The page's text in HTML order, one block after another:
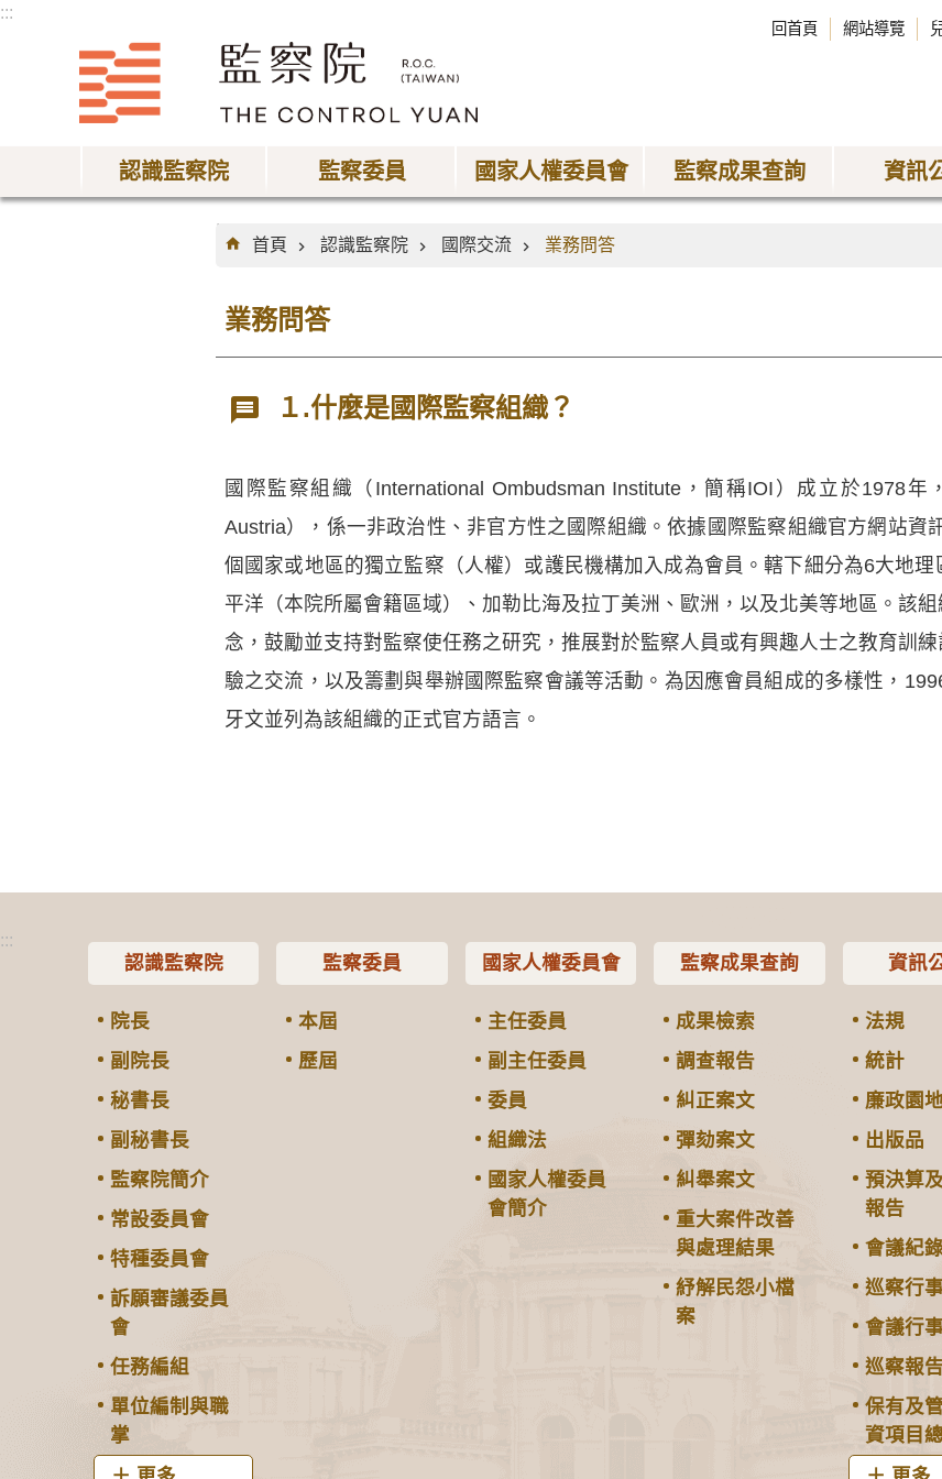
:::
回首頁 網站導覽
認識監察院 監察委員 國家人權委員會 監察成果查詢 資訊
:::
首頁
認識監察院 國際交流 業務問答
業務問答
１.什麼是國際監察組織？
國際監察組織（International Ombudsman Institute，簡稱IOI）成立於1978
Austria），係一非政治性、非官方性之國際組織。依據國際監察組織官方網站資
個國家或地區的獨立監察（人權）或護民機構加入成為會員。轄下細分為6大地
平洋（本院所屬會籍區域）、加勒比海及拉丁美洲、歐洲，以及北美等地區。該
念，鼓勵並支持對監察使任務之研究，推展對於監察人員或有興趣人士之教育訓
驗之交流，以及籌劃與舉辦國際監察會議等活動。為因應會員組成的多樣性，
牙文並列為該組織的正式官方語言。
:::
認識監察院
院長
副院長
秘書長
副秘書長
監察院簡介
常設委員會
特種委員會
訴願審議委員
會
任務編組
單位編制與職
掌
監察委員
本屆
歷屆
國家人權委員會
主任委員
副主任委員
委員
組織法
國家人權委員
會簡介
監察成果查詢
成果檢索
調查報告
糾正案文
彈劾案文
糾舉案文
重大案件改善
與處理結果
紓解民怨小檔
案
資訊
法規
統計
廉政園
出版品
預決算
報告
會議紀
巡察行
會議行
巡察報
保有及
資項目